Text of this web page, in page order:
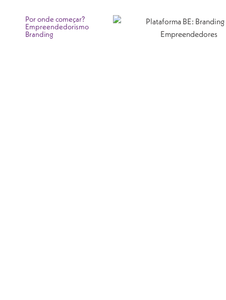
Por onde começar?
Empreendedorismo
Branding